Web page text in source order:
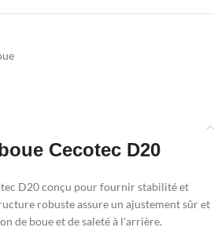
Cecotec D20
D20 conçu pour fournir stabilité et
robuste assure un ajustement sûr et
de boue et de saleté à l'arrière.